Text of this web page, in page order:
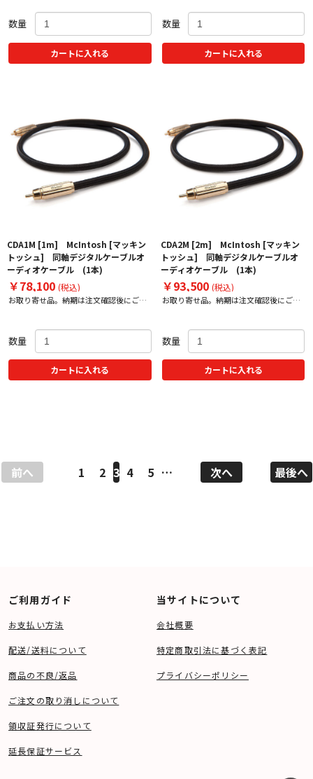
数量
カートに入れる
数量
カートに入れる
CDA1M [1m] McIntosh [マッキン
トッシュ] 同軸デジタルケーブルオ
ーディオケーブル (1本)
￥78,100 (税込)
お取り寄せ品。納期は注文確認後にご案
数量
カートに入れる
CDA2M [2m] McIntosh [マッキン
トッシュ] 同軸デジタルケーブルオ
ーディオケーブル (1本)
￥93,500 (税込)
お取り寄せ品。納期は注文確認後にご案
数量
カートに入れる
前へ 1 2 3 4 5 … 次へ 最後へ
ご利用ガイド
お支払い方法
配送/送料について
商品の不良/返品
ご注文の取り消しについて
領収証発行について
延長保証サービス
当サイトについて
会社概要
特定商取引法に基づく表記
プライバシーポリシー